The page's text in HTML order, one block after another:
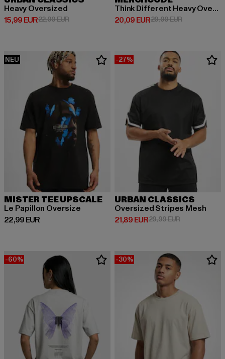
Heavy Oversized
15,99 EUR
Derzeitiger Preis: 15,99 EUR
22,99 EURAktionspreis: 22,99 EUR
Think Different Heavy Oversized Tee
20,09 EUR
Derzeitiger Preis: 20,09 EUR
29,99 EURAktionspreis:
NEU
MISTER TEE UPSCALE
Le Papillon Oversize
22,99 EUR
Derzeitiger Preis: 22,99 EUR
-27%
URBAN CLASSICS
Oversized Stripes Mesh
21,89 EUR
Derzeitiger Preis: 21,89 EUR
29,99 EURAktionspreis:
-60% -30%